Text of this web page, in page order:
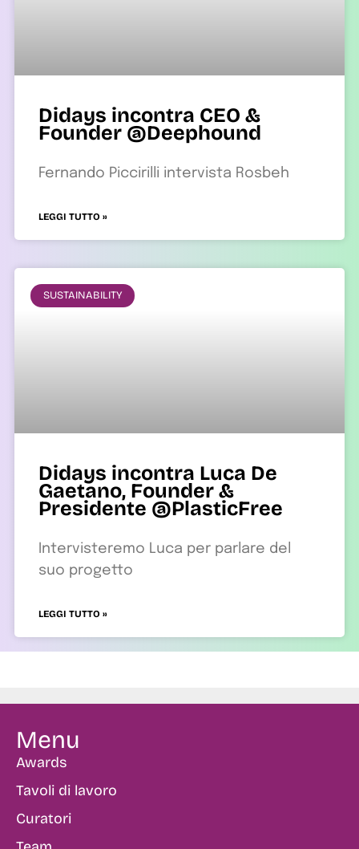
Didays incontra CEO &
Founder @Deephound
Fernando Piccirilli intervista Rosbeh
LEGGI TUTTO »
SUSTAINABILITY
Didays incontra Luca De
Gaetano, Founder &
Presidente @PlasticFree
Intervisteremo Luca per parlare del
suo progetto
LEGGI TUTTO »
Menu
Awards
Tavoli di lavoro
Curatori